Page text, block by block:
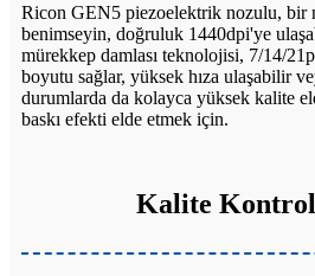
Ricon GEN5 piezoelektrik nozulu, bir
benimseyin, doğruluk 1440dpi'ye
mürekkep damlası teknolojisi, 7/14/
boyutu sağlar, yüksek hıza ulaşabilir
durumlarda da kolayca yüksek kalite
baskı efekti elde etmek için.
Kalite